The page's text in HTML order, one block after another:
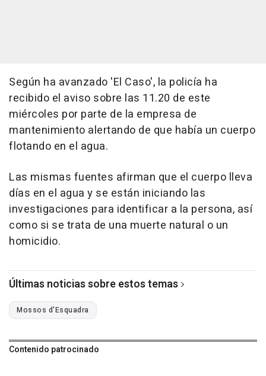
Según ha avanzado 'El Caso', la policía ha
recibido el aviso sobre las 11.20 de este
miércoles por parte de la empresa de
mantenimiento alertando de que había un cuerpo
flotando en el agua.
Las mismas fuentes afirman que el cuerpo lleva
días en el agua y se están iniciando las
investigaciones para identificar a la persona, así
como si se trata de una muerte natural o un
homicidio.
Últimas noticias sobre estos temas
Mossos d'Esquadra
Contenido patrocinado